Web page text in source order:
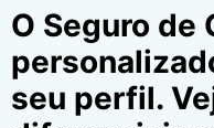
O Seguro de
seu perfil.